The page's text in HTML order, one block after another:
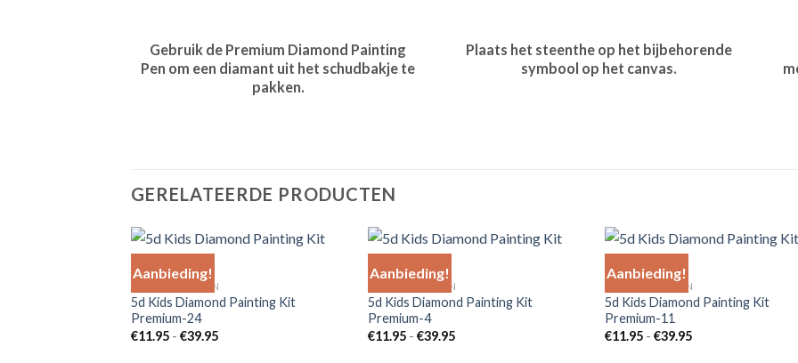
Gebruik de Premium Diamond Painting
Pen om een diamant uit het schudbakje te
pakken.
Plaats het steenthe op het bijbehorende
symbool op het canvas.
GERELATEERDE PRODUCTEN
Aanbieding!
ALLE PRODUCTEN
5d Kids Diamond Painting Kit
Premium-24
€11.95 - €39.95Prijsklasse:
Aanbieding!
ALLE PRODUCTEN
5d Kids Diamond Painting Kit
Premium-4
€11.95 - €39.95Prijsklasse:
Aanbieding!
ALLE PRODUCTEN
5d Kids Diamond Painting Kit
Premium-11
€11.95 - €39.95Prijsklasse: